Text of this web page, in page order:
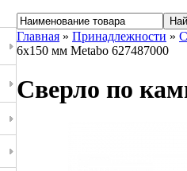
Главная » Принадлежности »
6x150 мм Metabo 627487000
Сверло по